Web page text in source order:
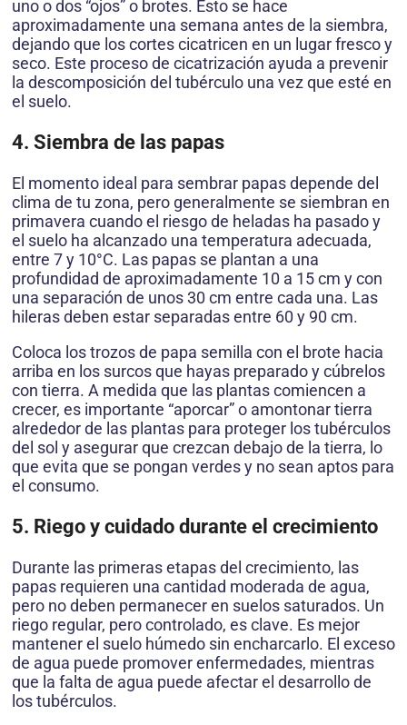
uno o dos “ojos” o brotes. Esto se hace
aproximadamente una semana antes de la siembra,
dejando que los cortes cicatricen en un lugar fresco y
seco. Este proceso de cicatrización ayuda a prevenir
la descomposición del tubérculo una vez que esté en
el suelo.
4. Siembra de las papas
El momento ideal para sembrar papas depende del
clima de tu zona, pero generalmente se siembran en
primavera cuando el riesgo de heladas ha pasado y
el suelo ha alcanzado una temperatura adecuada,
entre 7 y 10°C. Las papas se plantan a una
profundidad de aproximadamente 10 a 15 cm y con
una separación de unos 30 cm entre cada una. Las
hileras deben estar separadas entre 60 y 90 cm.
Coloca los trozos de papa semilla con el brote hacia
arriba en los surcos que hayas preparado y cúbrelos
con tierra. A medida que las plantas comiencen a
crecer, es importante “aporcar” o amontonar tierra
alrededor de las plantas para proteger los tubérculos
del sol y asegurar que crezcan debajo de la tierra, lo
que evita que se pongan verdes y no sean aptos para
el consumo.
5. Riego y cuidado durante el crecimiento
Durante las primeras etapas del crecimiento, las
papas requieren una cantidad moderada de agua,
pero no deben permanecer en suelos saturados. Un
riego regular, pero controlado, es clave. Es mejor
mantener el suelo húmedo sin encharcarlo. El exceso
de agua puede promover enfermedades, mientras
que la falta de agua puede afectar el desarrollo de
los tubérculos.